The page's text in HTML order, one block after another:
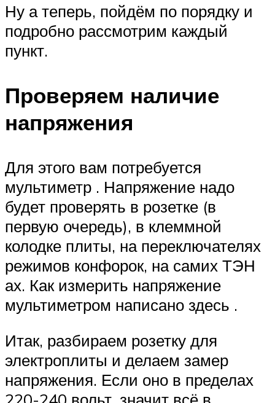
Ну а теперь, пойдём по порядку и
подробно рассмотрим каждый
пункт.
Проверяем наличие
напряжения
Для этого вам потребуется
мультиметр . Напряжение надо
будет проверять в розетке (в
первую очередь), в клеммной
колодке плиты, на переключателях
режимов конфорок, на самих ТЭН
ах. Как измерить напряжение
мультиметром написано здесь .
Итак, разбираем розетку для
электроплиты и делаем замер
напряжения. Если оно в пределах
220-240 вольт, значит всё в